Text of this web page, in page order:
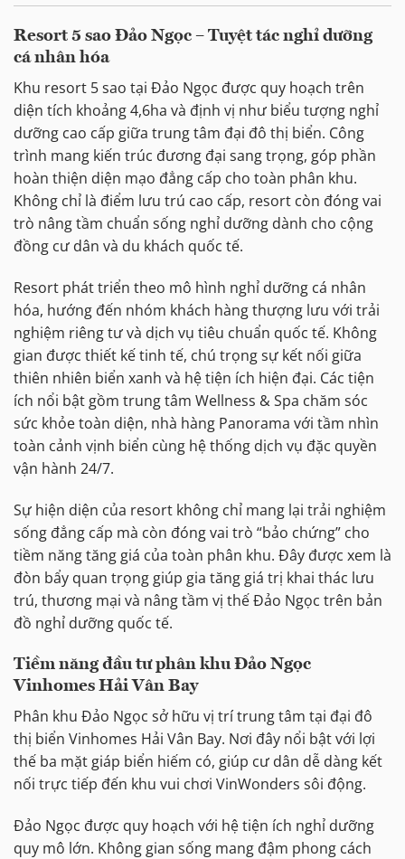
Resort 5 sao Đảo Ngọc – Tuyệt tác nghỉ dưỡng
cá nhân hóa
Khu resort 5 sao tại Đảo Ngọc được quy hoạch trên
diện tích khoảng 4,6ha và định vị như biểu tượng nghỉ
dưỡng cao cấp giữa trung tâm đại đô thị biển. Công
trình mang kiến trúc đương đại sang trọng, góp phần
hoàn thiện diện mạo đẳng cấp cho toàn phân khu.
Không chỉ là điểm lưu trú cao cấp, resort còn đóng vai
trò nâng tầm chuẩn sống nghỉ dưỡng dành cho cộng
đồng cư dân và du khách quốc tế.
Resort phát triển theo mô hình nghỉ dưỡng cá nhân
hóa, hướng đến nhóm khách hàng thượng lưu với trải
nghiệm riêng tư và dịch vụ tiêu chuẩn quốc tế. Không
gian được thiết kế tinh tế, chú trọng sự kết nối giữa
thiên nhiên biển xanh và hệ tiện ích hiện đại. Các tiện
ích nổi bật gồm trung tâm Wellness & Spa chăm sóc
sức khỏe toàn diện, nhà hàng Panorama với tầm nhìn
toàn cảnh vịnh biển cùng hệ thống dịch vụ đặc quyền
vận hành 24/7.
Sự hiện diện của resort không chỉ mang lại trải nghiệm
sống đẳng cấp mà còn đóng vai trò “bảo chứng” cho
tiềm năng tăng giá của toàn phân khu. Đây được xem là
đòn bẩy quan trọng giúp gia tăng giá trị khai thác lưu
trú, thương mại và nâng tầm vị thế Đảo Ngọc trên bản
đồ nghỉ dưỡng quốc tế.
Tiềm năng đầu tư phân khu Đảo Ngọc
Vinhomes Hải Vân Bay
Phân khu Đảo Ngọc sở hữu vị trí trung tâm tại đại đô
thị biển Vinhomes Hải Vân Bay. Nơi đây nổi bật với lợi
thế ba mặt giáp biển hiếm có, giúp cư dân dễ dàng kết
nối trực tiếp đến khu vui chơi VinWonders sôi động.
Đảo Ngọc được quy hoạch với hệ tiện ích nghỉ dưỡng
quy mô lớn. Không gian sống mang đậm phong cách